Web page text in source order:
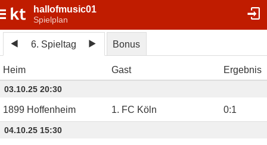
hallofmusic01
Spielplan
6. Spieltag Bonus
Heim Gast Ergebnis
03.10.25 20:30
1899 Hoffenheim 1. FC Köln 0:1
04.10.25 15:30